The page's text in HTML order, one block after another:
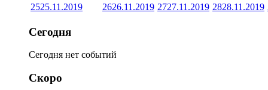
2525.11.2019 2626.11.2019 2727.11.2019 2828.11.2019
Сегодня
Сегодня нет событий
Скоро